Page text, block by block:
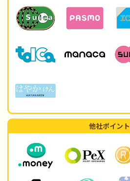
他社ポイント